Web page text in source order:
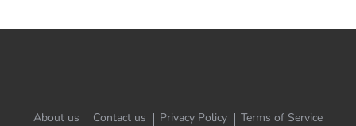
About us Contact us Privacy Policy Terms of Service